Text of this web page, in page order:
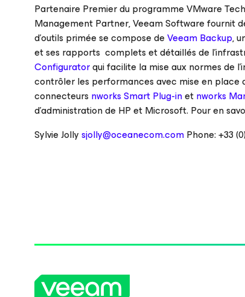
Partenaire Premier du programmeVMware
Management Partner, Veeam Software fournit
d’outils primée se compose deVeeam Backup,
et ses rapports complets et détaillés de
Configuratorqui facilite la mise aux normes de
contrôler les performances avec mise en place
connecteurs nworks Smart Plug-inetnworks
d’administration de HP et Microsoft. Pour en
Sylvie Jollysjolly@oceanecom.comPhone: +33